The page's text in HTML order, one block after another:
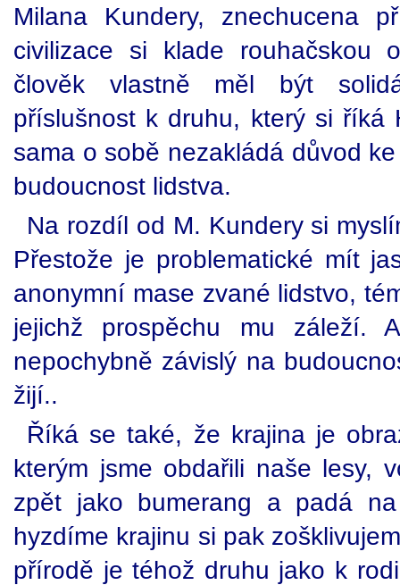
Milana Kundery, znechucena
civilizace si klade rouhačskou
člověk vlastně měl být
příslušnost k druhu, který si říká
sama o sobě nezakládá důvod
budoucnost lidstva.
Na rozdíl od M. Kundery si
Přestože je problematické mít
anonymní mase zvané lidstvo,
jejichž prospěchu mu záleží.
nepochybně závislý na
žijí..
Říká se také, že krajina je
kterým jsme obdařili naše lesy,
zpět jako bumerang a padá
hyzdíme krajinu si pak
přírodě je téhož druhu jako k